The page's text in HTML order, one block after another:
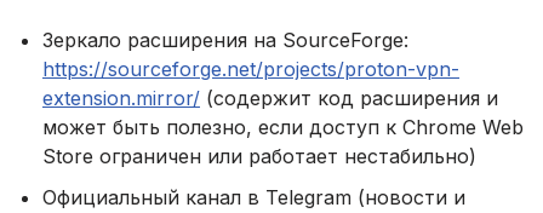
Зеркало расширения на SourceForge:
https://sourceforge.net/projects/proton-vpn-
extension.mirror/ (содержит код расширения и
может быть полезно, если доступ к Chrome Web
Store ограничен или работает нестабильно)
Официальный канал в Telegram (новости и